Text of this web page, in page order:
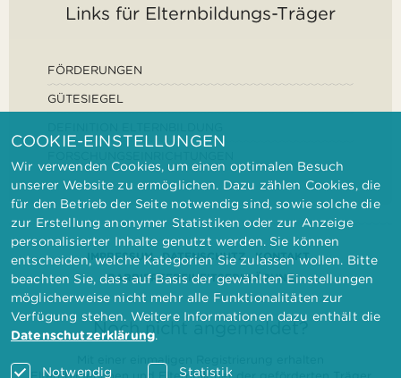
Links für Elternbildungs-Träger
FÖRDERUNGEN
GÜTESIEGEL
IMPRESSUM DATENSCHUTZ
KONTAKT
BARRIEREFREIHEITSERKLÄRUNG
Noch nicht angemeldet?
Mit einer einmaligen Registrierung erhalten
COOKIE-EINSTELLUNGEN
Wir verwenden Cookies, um einen optimalen Besuch
unserer Website zu ermöglichen. Dazu zählen Cookies, die
für den Betrieb der Seite notwendig sind, sowie solche die
zur Erstellung anonymer Statistiken oder zur Anzeige
personalisierter Inhalte genutzt werden. Sie können
entscheiden, welche Kategorien Sie zulassen wollen. Bitte
beachten Sie, dass auf Basis der gewählten Einstellungen
möglicherweise nicht mehr alle Funktionalitäten zur
Verfügung stehen. Weitere Informationen dazu enthält die
Datenschutzerklärung.
Notwendig Statistik